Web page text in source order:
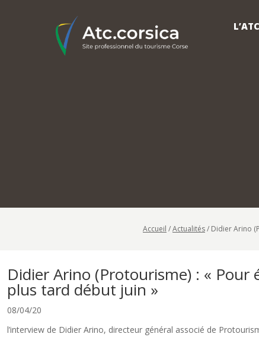
L’ATC
Accueil /Actualités/ Didier Arino
Didier Arino (Protourisme) : «
plus tard début juin »
08/04/20
l’interview de Didier Arino, directeur général associé de